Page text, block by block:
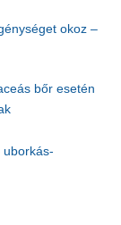
okoz –
bőr esetén
uborkás-